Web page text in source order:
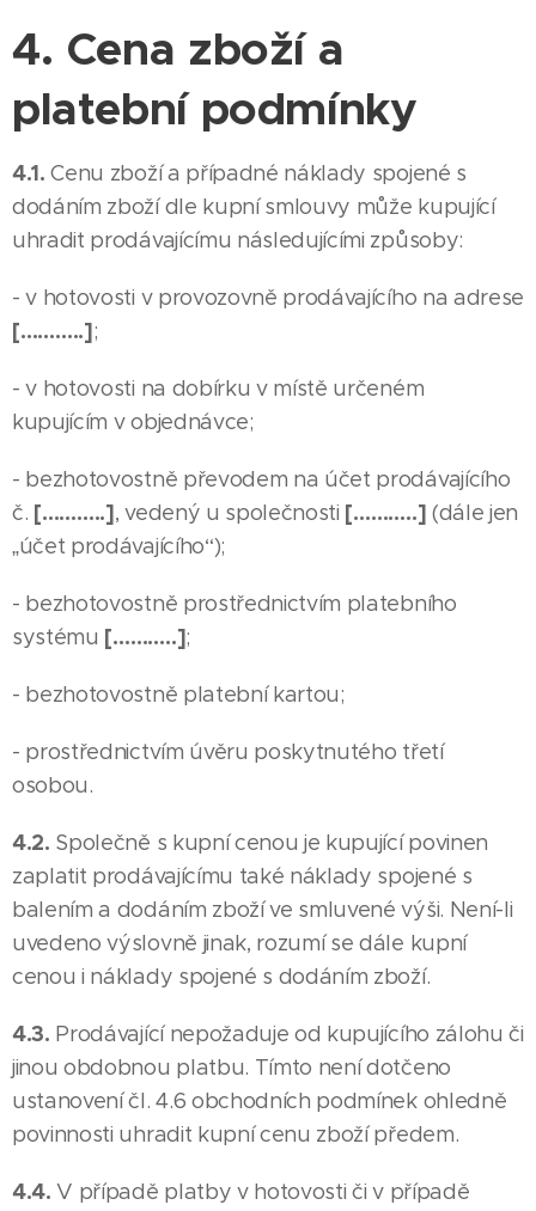
4. Cena zboží a
platební podmínky
4.1.Cenu zboží a případné náklady spojené s
dodáním zboží dle kupní smlouvy může kupující
uhradit prodávajícímu následujícími způsoby:
- v hotovosti v provozovně prodávajícího na adrese
[………..];
- v hotovosti na dobírku v místě určeném
kupujícím v objednávce;
- bezhotovostně převodem na účet prodávajícího
č. [………..], vedený u společnosti [………..] (dále jen
„účet prodávajícího“);
- bezhotovostně prostřednictvím platebního
systému [………..];
- bezhotovostně platební kartou;
- prostřednictvím úvěru poskytnutého třetí
osobou.
4.2. Společně s kupní cenou je kupující povinen
zaplatit prodávajícímu také náklady spojené s
balením a dodáním zboží ve smluvené výši. Není-li
uvedeno výslovně jinak, rozumí se dále kupní
cenou i náklady spojené s dodáním zboží.
4.3. Prodávající nepožaduje od kupujícího zálohu či
jinou obdobnou platbu. Tímto není dotčeno
ustanovení čl. 4.6 obchodních podmínek ohledně
povinnosti uhradit kupní cenu zboží předem.
4.4.V případě platby v hotovosti či v případě